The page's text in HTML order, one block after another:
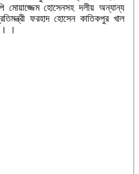
মোয়াজ্জেম হোসেনসহ দলীয় অন্যান্য
ফরহাদ হোসেন কাতিকপুর খাল
।